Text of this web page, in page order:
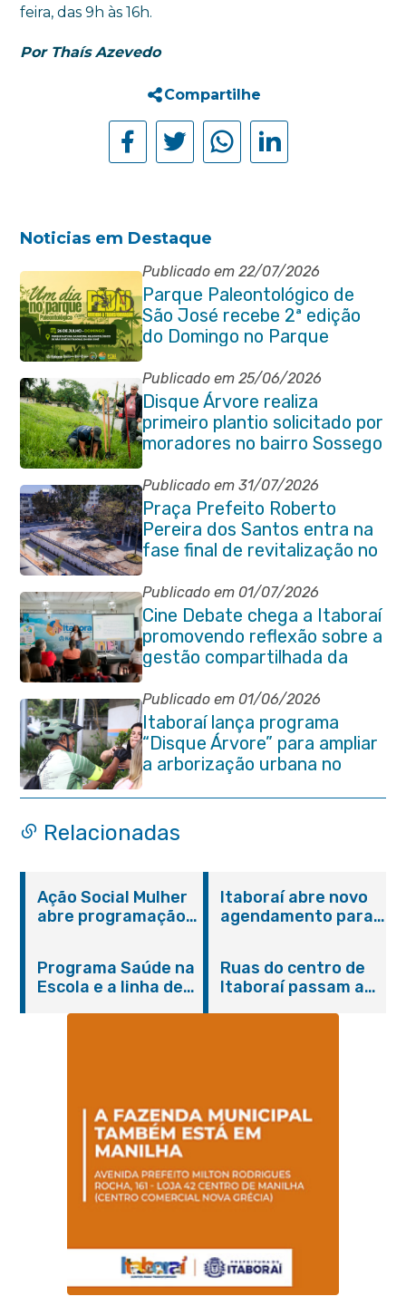
feira, das 9h às 16h.
Por Thaís Azevedo
Compartilhe
Noticias em Destaque
Publicado em 22/07/2026
Parque Paleontológico de
São José recebe 2ª edição
do Domingo no Parque
Paleontológico com Pedal
Vivendo a Transformação
Publicado em 25/06/2026
Disque Árvore realiza
primeiro plantio solicitado por
moradores no bairro Sossego
Publicado em 31/07/2026
Praça Prefeito Roberto
Pereira dos Santos entra na
fase final de revitalização no
Centro de Itaboraí
Publicado em 01/07/2026
Cine Debate chega a Itaboraí
promovendo reflexão sobre a
gestão compartilhada da
Baía de Guanabara
Publicado em 01/06/2026
Itaboraí lança programa
“Disque Árvore” para ampliar
a arborização urbana no
município
Relacionadas
Ação Social Mulher
abre programação
serviços gratuitos e
orientações
Itaboraí abre novo
agendamento para
Programa Saúde na
Escola e a linha de
Magalhães Seabra
Ruas do centro de
Itaboraí passam a